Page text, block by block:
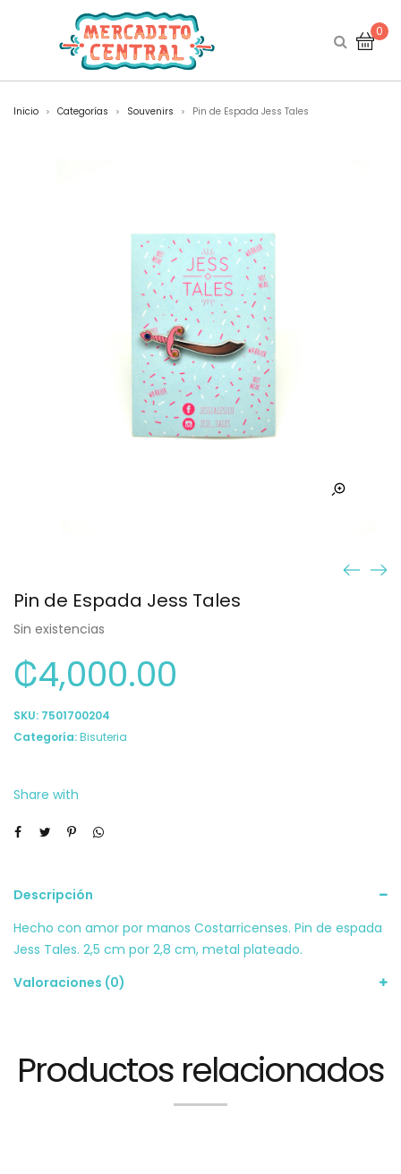
0
Inicio > Categorías > Souvenirs > Pin de Espada Jess Tales
Pin de Espada Jess Tales
Sin existencias
₡4,000.00
SKU: 7501700204
Categoría:Bisuteria
Share with
Descripción
Hecho con amor por manos Costarricenses. Pin de espada
Jess Tales. 2,5 cm por 2,8 cm, metal plateado.
Valoraciones (0)
Productos relacionados